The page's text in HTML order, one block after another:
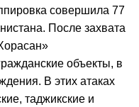
совершила 77
После захвата
объекты, в
В этих атаках
таджикские и